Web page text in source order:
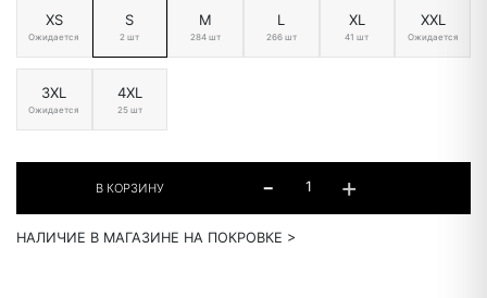
XS
Ожидается
S
2 шт
M
284 шт
L
266 шт
XL
41 шт
XXL
Ожидается
3XL
Ожидается
4XL
25 шт
НАЛИЧИЕ В МАГАЗИНЕ НА ПОКРОВКЕ >